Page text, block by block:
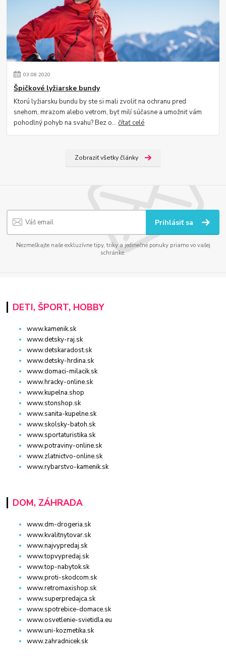
03.08.2020
Špičkové lyžiarske bundy
Ktorú lyžiarsku bundu by ste si mali zvoliť na ochranu pred
snehom, mrazom alebo vetrom, byť milí súčasne a umožniť vám
pohodlný pohyb na svahu? Bez o...čítať celé
Zobraziť všetky články
Prihlásiť sa
Nezmeškajte naše exkluzívne tipy, triky a jedinečné ponuky priamo vo vašej
schránke.
DETI, ŠPORT, HOBBY
www.kamenik.sk
www.detsky-raj.sk
www.detskaradost.sk
www.detsky-hrdina.sk
www.domaci-milacik.sk
www.hracky-online.sk
www.kupelna.shop
www.stonshop.sk
www.sanita-kupelne.sk
www.skolsky-batoh.sk
www.sportaturistika.sk
www.potraviny-online.sk
www.zlatnictvo-online.sk
www.rybarstvo-kamenik.sk
DOM, ZÁHRADA
www.dm-drogeria.sk
www.kvalitnytovar.sk
www.najvypredaj.sk
www.topvypredaj.sk
www.top-nabytok.sk
www.proti-skodcom.sk
www.retromaxishop.sk
www.superpredajca.sk
www.spotrebice-domace.sk
www.osvetlenie-svietidla.eu
www.uni-kozmetika.sk
www.zahradnicek.sk